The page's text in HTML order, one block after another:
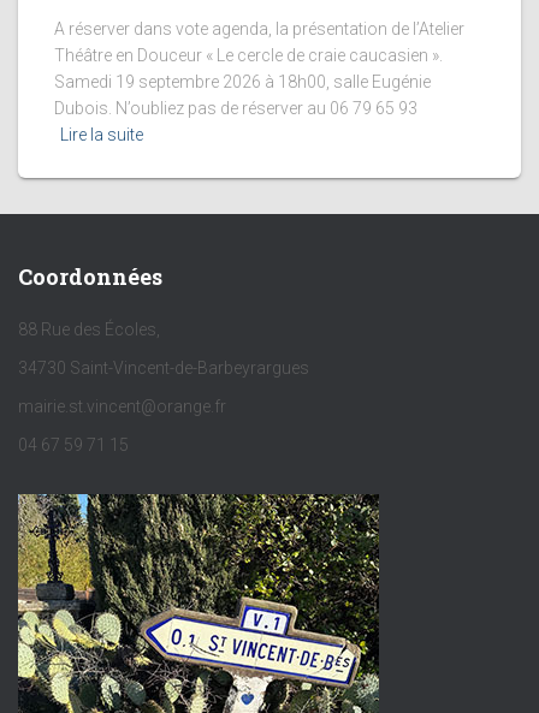
A réserver dans vote agenda, la présentation de l’Atelier
Théâtre en Douceur « Le cercle de craie caucasien ».
Samedi 19 septembre 2026 à 18h00, salle Eugénie
Dubois. N’oubliez pas de réserver au 06 79 65 93
Lire la suite
Coordonnées
88 Rue des Écoles,
34730 Saint-Vincent-de-Barbeyrargues
mairie.st.vincent@orange.fr
04 67 59 71 15